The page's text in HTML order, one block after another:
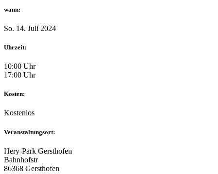
wann:
So. 14. Juli 2024
Uhrzeit:
10:00 Uhr
17:00 Uhr
Kosten:
Kostenlos
Veranstaltungsort:
Hery-Park Gersthofen
Bahnhofstr
86368 Gersthofen